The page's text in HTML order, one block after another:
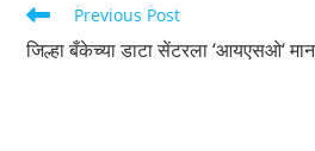
Read
more
articles
Previous Post
जिल्हा बँकेच्या डाटा सेंटरला ‘आयएसओ‘